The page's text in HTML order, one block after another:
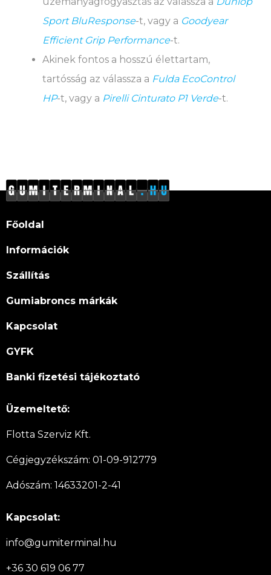
Sport BluResponse-t, vagy a Goodyear
Efficient Grip Performance-t.
Akinek fontos a hosszú élettartam,
tartósság az válassza a Fulda EcoControl
HP-t, vagy a Pirelli Cinturato P1 Verde-t.
Főoldal
Információk
Szállítás
Gumiabroncs márkák
Kapcsolat
GYFK
Banki fizetési tájékoztató
Üzemeltető:
Flotta Szerviz Kft.
Cégjegyzékszám: 01-09-912779
Adószám: 14633201-2-41
Kapcsolat:
info@gumiterminal.hu
+36 30 619 06 77